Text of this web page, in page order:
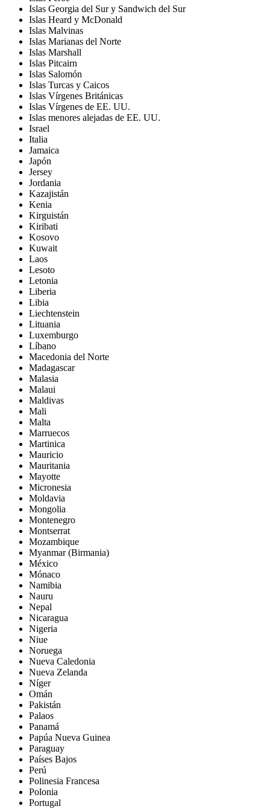
Islas Georgia del Sur y Sandwich del Sur
Islas Heard y McDonald
Islas Malvinas
Islas Marianas del Norte
Islas Marshall
Islas Pitcairn
Islas Salomón
Islas Turcas y Caicos
Islas Vírgenes Británicas
Islas Vírgenes de EE. UU.
Islas menores alejadas de EE. UU.
Israel
Italia
Jamaica
Japón
Jersey
Jordania
Kazajistán
Kenia
Kirguistán
Kiribati
Kosovo
Kuwait
Laos
Lesoto
Letonia
Liberia
Libia
Liechtenstein
Lituania
Luxemburgo
Líbano
Macedonia del Norte
Madagascar
Malasia
Malaui
Maldivas
Mali
Malta
Marruecos
Martinica
Mauricio
Mauritania
Mayotte
Micronesia
Moldavia
Mongolia
Montenegro
Montserrat
Mozambique
Myanmar (Birmania)
México
Mónaco
Namibia
Nauru
Nepal
Nicaragua
Nigeria
Niue
Noruega
Nueva Caledonia
Nueva Zelanda
Níger
Omán
Pakistán
Palaos
Panamá
Papúa Nueva Guinea
Paraguay
Países Bajos
Perú
Polinesia Francesa
Polonia
Portugal